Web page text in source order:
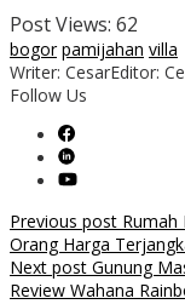
Post Views: 62
bogor pamijahan villa
Writer: CesarEditor:
Follow Us
Post
navigation
Previous post Rumah
Orang Harga
Next post Gunung
Review Wahana